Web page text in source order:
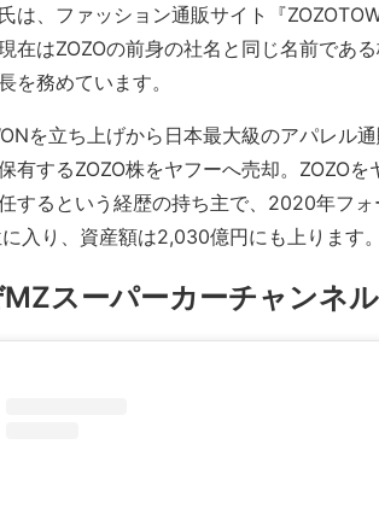
は、ファッション通販サイト『
在はZOZOの前身の社名と同じ名前であ
を務めています。
を立ち上げから日本最大級のアパレル
有するZOZO株をヤフーへ売却。ZOZO
するという経歴の持ち主で、2020年フ
入り、資産額は2,030億円にも上ります。
スーパーカーチャンネ